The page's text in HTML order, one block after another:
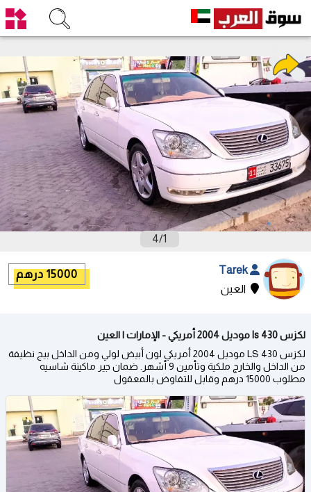
1
/
4
العين
15000 درهم
لكزس ls 430 موديل 2004 أمريكي - الإمارات | العين
لكزس LS 430 موديل 2004 أمريكي لون أبيض لولي ومن الداخل بيج نظيفة
من الداخل والخارج ملكية وتأمين 9 أشهر. ضمان جير ماكينة شاسيه
مطلوب 15000 درهم وقابل للتفاوض بالمعقول